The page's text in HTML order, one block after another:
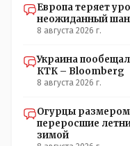
Европа теряет
неожиданный
8 августа 2026 г.
Украина
КТК – Bloomberg
8 августа 2026 г.
Огурцы размером
переросшие
зимой